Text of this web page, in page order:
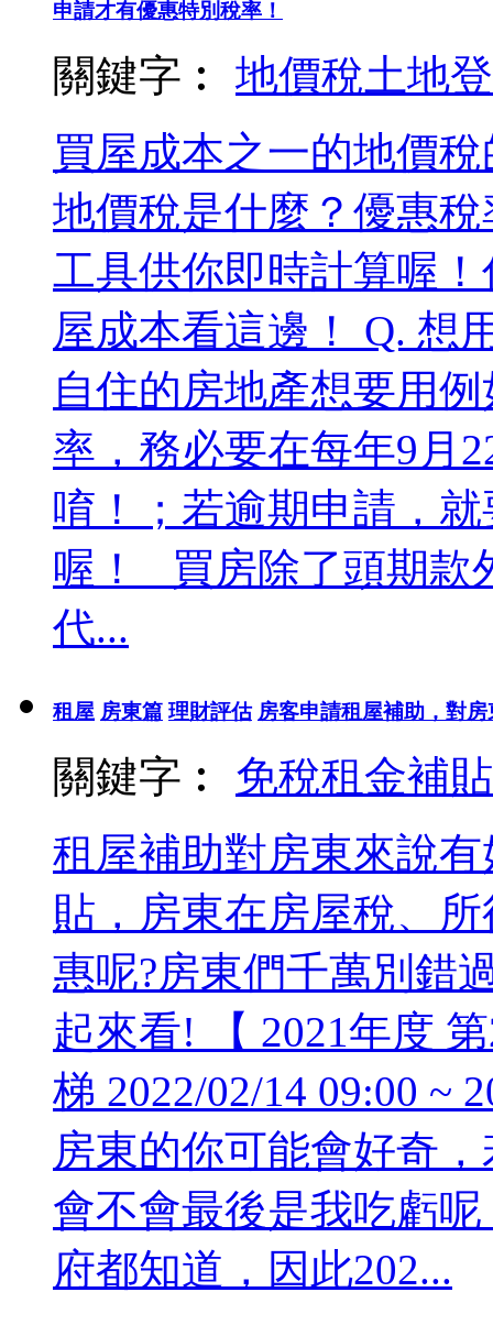
申請才有優惠特別稅率！
關鍵字︰ 地價稅土地
買屋成本之一的地價
地價稅是什麼？優惠
工具供你即時計算喔
屋成本看這邊！ Q. 想
自住的房地產想要用
率，務必要在每年9月
唷！；若逾期申請，
喔！ 買房除了頭期款
代...
租屋 房東篇 理財評估 房客申請租屋補助，對
關鍵字︰ 免稅租金補貼
租屋補助對房東來說
貼，房東在房屋稅、
惠呢?房東們千萬別錯
起來看! 【 2021年度
梯 2022/02/14 09:00 ~
房東的你可能會好奇
會不會最後是我吃虧
府都知道，因此202...